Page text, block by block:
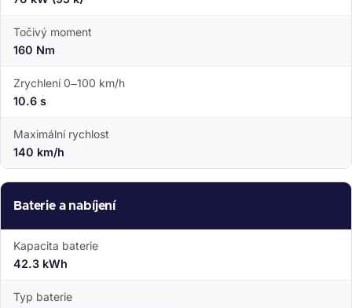
Točivý moment
160 Nm
Zrychlení 0–100 km/h
10.6 s
Maximální rychlost
140 km/h
Baterie a nabíjení
Kapacita baterie
42.3 kWh
Typ baterie